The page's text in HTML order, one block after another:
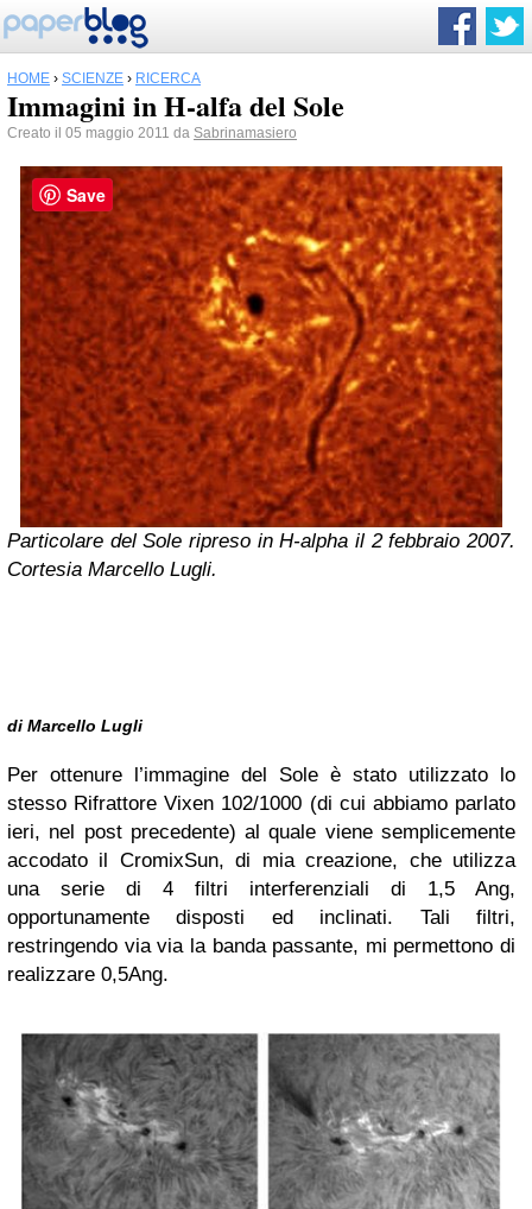
HOME › SCIENZE › RICERCA
Immagini in H-alfa del Sole
Creato il 05 maggio 2011 da Sabrinamasiero
Particolare del Sole ripreso in H-alpha il 2 febbraio 2007.
Cortesia Marcello Lugli.
di Marcello Lugli
Per ottenure l’immagine del Sole è stato utilizzato lo
stesso Rifrattore Vixen 102/1000 (di cui abbiamo parlato
ieri, nel post precedente) al quale viene semplicemente
accodato il CromixSun, di mia creazione, che utilizza
una serie di 4 filtri interferenziali di 1,5 Ang,
opportunamente disposti ed inclinati. Tali filtri,
restringendo via via la banda passante, mi permettono di
realizzare 0,5Ang.
Save